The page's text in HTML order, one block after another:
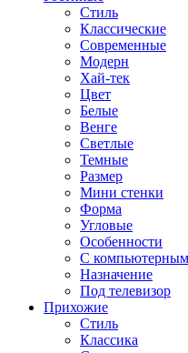
Стиль
Классические
Современные
Модерн
Хай-тек
Цвет
Белые
Венге
Светлые
Темные
Размер
Мини стенки
Форма
Угловые
Особенности
С
Назначение
Под телевизор
Прихожие
Стиль
Классика